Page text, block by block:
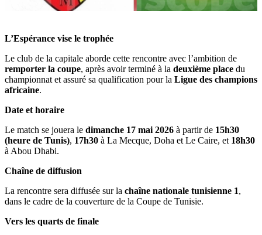
L’Espérance vise le trophée
Le club de la capitale aborde cette rencontre avec l’ambition de
remporter la coupe, après avoir terminé à la deuxième place du
championnat et assuré sa qualification pour la Ligue des champions
africaine.
Date et horaire
Le match se jouera le dimanche 17 mai 2026 à partir de 15h30
(heure de Tunis), 17h30 à La Mecque, Doha et Le Caire, et 18h30
à Abou Dhabi.
Chaîne de diffusion
La rencontre sera diffusée sur la chaîne nationale tunisienne 1,
dans le cadre de la couverture de la Coupe de Tunisie.
Vers les quarts de finale